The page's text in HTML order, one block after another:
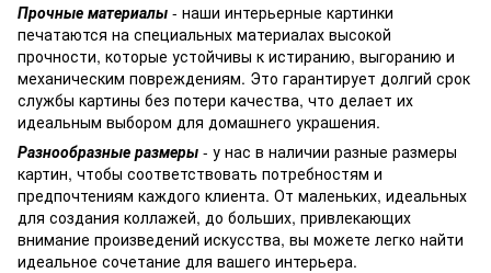
Прочные материалы - наши интерьерные картинки
печатаются на специальных материалах высокой
прочности, которые устойчивы к истиранию, выгоранию и
механическим повреждениям. Это гарантирует долгий срок
службы картины без потери качества, что делает их
идеальным выбором для домашнего украшения.
Разнообразные размеры - у нас в наличии разные размеры
картин, чтобы соответствовать потребностям и
предпочтениям каждого клиента. От маленьких, идеальных
для создания коллажей, до больших, привлекающих
внимание произведений искусства, вы можете легко найти
идеальное сочетание для вашего интерьера.